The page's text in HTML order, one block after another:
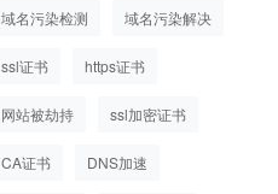
域名污染检测 域名污染解决
ssl证书 https证书
网站被劫持 ssl加密证书
CA证书 DNS加速